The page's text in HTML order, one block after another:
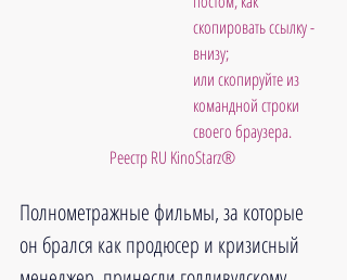
скопировать ссылку -
внизу;
или скопируйте из
командной строки
своего браузера.
Реестр RU KinoStarz®
Полнометражные фильмы, за которые
он брался как продюсер и кризисный